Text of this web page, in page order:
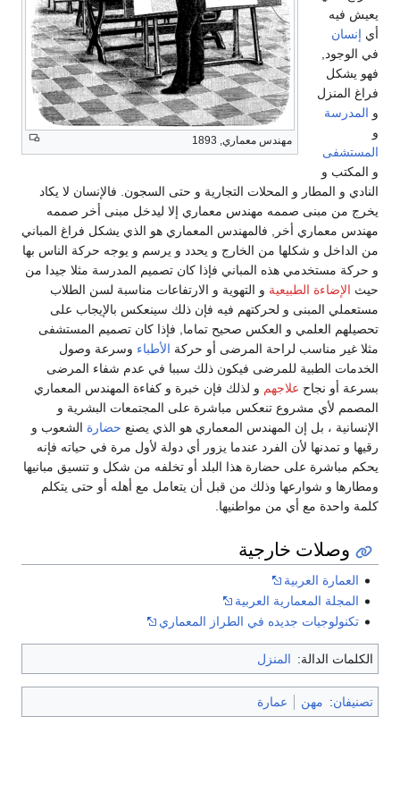
مهندس معماري, 1893
يعيش فيه
أي إنسان
في الوجود,
فهو يشكل
فراغ المنزل
و المدرسة
و
المستشفى
و المكتب و
النادي و المطار و المحلات التجارية و حتى السجون. فالإنسان لا يكاد
يخرج من مبنى صممه مهندس معماري إلا ليدخل مبنى أخر صممه
مهندس معماري أخر, فالمهندس المعماري هو الذي يشكل فراغ المباني
من الداخل و شكلها من الخارج و يحدد و يرسم و يوجه حركة الناس بها
و حركة مستخدمي هذه المباني فإذا كان تصميم المدرسة مثلا جيدا من
حيث الإضاءة الطبيعية و التهوية و الارتفاعات مناسبة لسن الطلاب
مستعملي المبنى و لحركتهم فيه فإن ذلك سينعكس بالإيجاب على
تحصيلهم العلمي و العكس صحيح تماما, فإذا كان تصميم المستشفى
مثلا غير مناسب لراحة المرضى أو حركة الأطباء وسرعة وصول
الخدمات الطبية للمرضى فيكون ذلك سببا في عدم شفاء المرضى
بسرعة أو نجاح علاجهم و لذلك فإن خبرة و كفاءة المهندس المعماري
المصمم لأي مشروع تنعكس مباشرة على المجتمعات البشرية و
الإنسانية ، بل إن المهندس المعماري هو الذي يصنع حضارة الشعوب و
رقيها و تمدنها لأن الفرد عندما يزور أي دولة لأول مرة في حياته فإنه
يحكم مباشرة على حضارة هذا البلد أو تخلفه من شكل و تنسيق مبانيها
ومطارها و شوارعها وذلك من قبل أن يتعامل مع أهله أو حتى يتكلم
كلمة واحدة مع أي من مواطنيها.
وصلات خارجية
العمارة العربية
المجلة المعمارية العربية
تكنولوجيات جديده في الطراز المعماري
الكلمات الدالة: المنزل
تصنيفان: مهن عمارة